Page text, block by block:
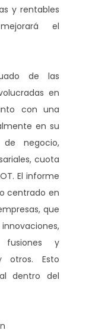
y rentables
el
de las
en
con una
en su
negocio,
cuota
El informe
centrado en
que
fusiones y
otros. Esto
dentro del